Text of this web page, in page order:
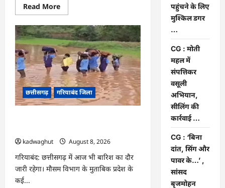
Read MoreRead
more
CG
:
CG
Job
Alert
2026,
बिजली
कंपनी
में
बंपर
भर्ती
…
छत्तीसगढ़ गरियाबंद जिला
kadwaghut
August 8, 2026
गरियाबंद: छत्तीसगढ़ में आज भी बारिश का दौर
जारी रहेगा। मौसम विभाग के मुताबिक प्रदेश के
कई...
पहुंचने के लिए
मुश्किल डगर
…
CG : मोती
महल में
संपत्तिकर
वसूली
अभियान,
सीलिंग की
कार्रवाई …
CG : ‘बिना
दांत, सिंग और
पावर के…’ ,
सांसद
बृजमोहन